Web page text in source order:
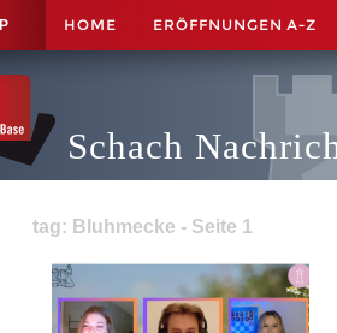
HOME ERÖFFNUNGEN A-Z
Schach
tag: Bluhmecke - Seite 1